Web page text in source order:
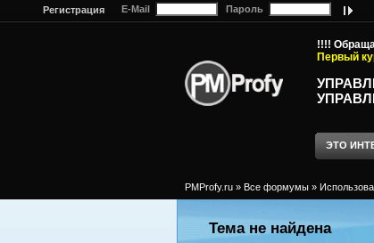
Регистрация E-Mail Пароль
!!!!
Первый
ЭТО
PMProfy.ru » Все формумы »
Тема не найдена